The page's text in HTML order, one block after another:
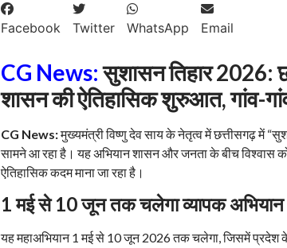
Facebook Twitter WhatsApp Email
CG News:सुशासन तिहार 2026:
शासन की ऐतिहासिक शुरुआत, गांव-
CG News:मुख्यमंत्री विष्णु देव साय के नेतृत्व में छत्तीसगढ़ में
सामने आ रहा है। यह अभियान शासन और जनता के बीच विश्वास
ऐतिहासिक कदम माना जा रहा है।
1 मई से 10 जून तक चलेगा व्यापक अभियान
यह महाअभियान 1 मई से 10 जून 2026 तक चलेगा, जिसमें प्रदेश के